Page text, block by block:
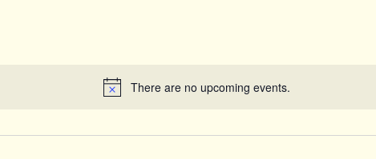
There are no upcoming events.